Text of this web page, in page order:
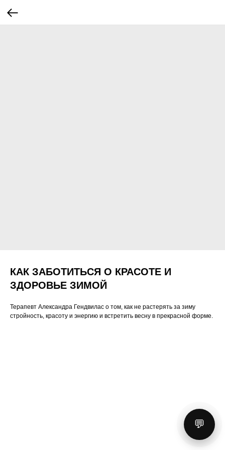
💬
КАК ЗАБОТИТЬСЯ О КРАСОТЕ И
ЗДОРОВЬЕ ЗИМОЙ
Терапевт Александра Гендвилас о том, как не растерять за зиму
стройность, красоту и энергию и встретить весну в прекрасной форме.